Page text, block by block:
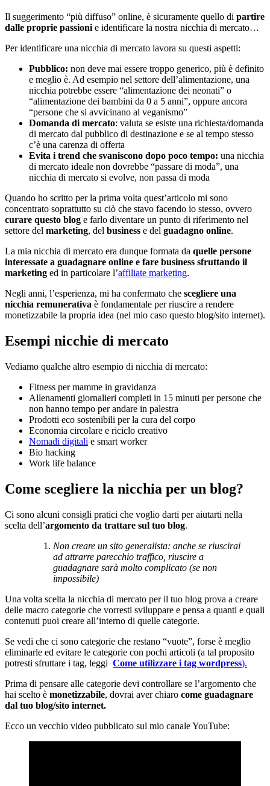
Il suggerimento “più diffuso” online, è sicuramente quello di partire
dalle proprie passionie identificare la nostra nicchia di mercato…
Per identificare una nicchia di mercato lavora su questi aspetti:
Pubblico: non deve mai essere troppo generico, più è definito
e meglio è. Ad esempio nel settore dell’alimentazione, una
nicchia potrebbe essere “alimentazione dei neonati” o
“alimentazione dei bambini da 0 a 5 anni”, oppure ancora
“persone che si avvicinano al veganismo”
Domanda di mercato: valuta se esiste una richiesta/domanda
di mercato dal pubblico di destinazione e se al tempo stesso
c’è una carenza di offerta
Evita i trend che svaniscono dopo poco tempo: una nicchia
di mercato ideale non dovrebbe “passare di moda”, una
nicchia di mercato si evolve, non passa di moda
Quando ho scritto per la prima volta quest’articolo mi sono
concentrato soprattutto su ciò che stavo facendo io stesso, ovvero
curare questo blog e farlo diventare un punto di riferimento nel
settore del marketing, del business e del guadagno online.
La mia nicchia di mercato era dunque formata da quelle persone
interessate a guadagnare online e fare business sfruttando il
marketing ed in particolare l’affiliate marketing.
Negli anni, l’esperienza, mi ha confermato che scegliere una
nicchia remunerativa è fondamentale per riuscire a rendere
monetizzabile la propria idea (nel mio caso questo blog/sito internet).
Esempi nicchie di mercato
Vediamo qualche altro esempio di nicchia di mercato:
Fitness per mamme in gravidanza
Allenamenti giornalieri completi in 15 minuti per persone che
non hanno tempo per andare in palestra
Prodotti eco sostenibili per la cura del corpo
Economia circolare e riciclo creativo
Nomadi digitali e smart worker
Bio hacking
Work life balance
Come scegliere la nicchia per un blog?
Ci sono alcuni consigli pratici che voglio darti per aiutarti nella
scelta dell’argomento da trattare sul tuo blog.
Non creare un sito generalista: anche se riuscirai
ad attrarre parecchio traffico, riuscire a
guadagnare sarà molto complicato (se non
impossibile)
Una volta scelta la nicchia di mercato per il tuo blog prova a creare
delle macro categorie che vorresti sviluppare e pensa a quanti e quali
contenuti puoi creare all’interno di quelle categorie.
Se vedi che ci sono categorie che restano “vuote”, forse è meglio
eliminarle ed evitare le categorie con pochi articoli (a tal proposito
potresti sfruttare i tag, leggi Come utilizzare i tag wordpress).
Prima di pensare alle categorie devi controllare se l’argomento che
hai scelto è monetizzabile, dovrai aver chiaro come guadagnare
dal tuo blog/sito internet.
Ecco un vecchio video pubblicato sul mio canale YouTube: